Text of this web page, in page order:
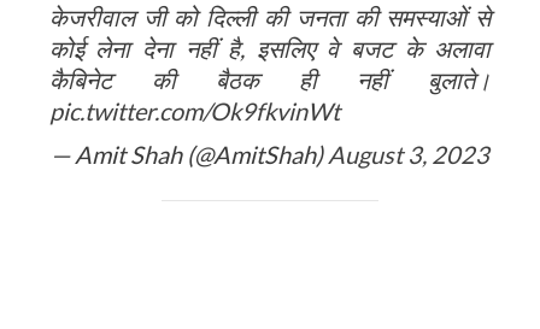
केजरीवाल जी को दिल्ली की जनता की समस्याओं से
कोई लेना देना नहीं है, इसलिए वे बजट के अलावा
कैबिनेट की बैठक ही नहीं बुलाते।
pic.twitter.com/Ok9fkvinWt
— Amit Shah (@AmitShah)August 3, 2023